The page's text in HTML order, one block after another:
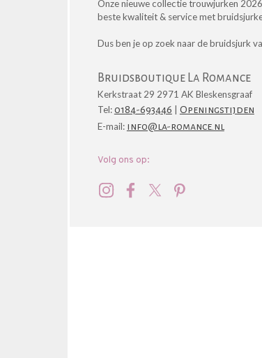
Onze nieuwe collectie trouwjurken
beste kwaliteit & service met
Dus ben je op zoek naar de bruidsjurk
Bruidsboutique La Romance
Kerkstraat 29 2971 AK Bleskensgraaf
Tel:0184-693446
Openingstijden
E-mail: info@la-romance.nl
Volg ons op: